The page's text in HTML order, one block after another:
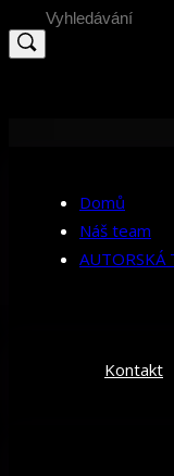
Search
for:
Domů
Náš team
AUTORSKÁ
Kontakt